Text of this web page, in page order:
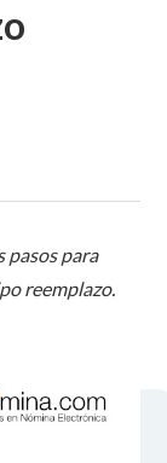
pasos para
reemplazo.